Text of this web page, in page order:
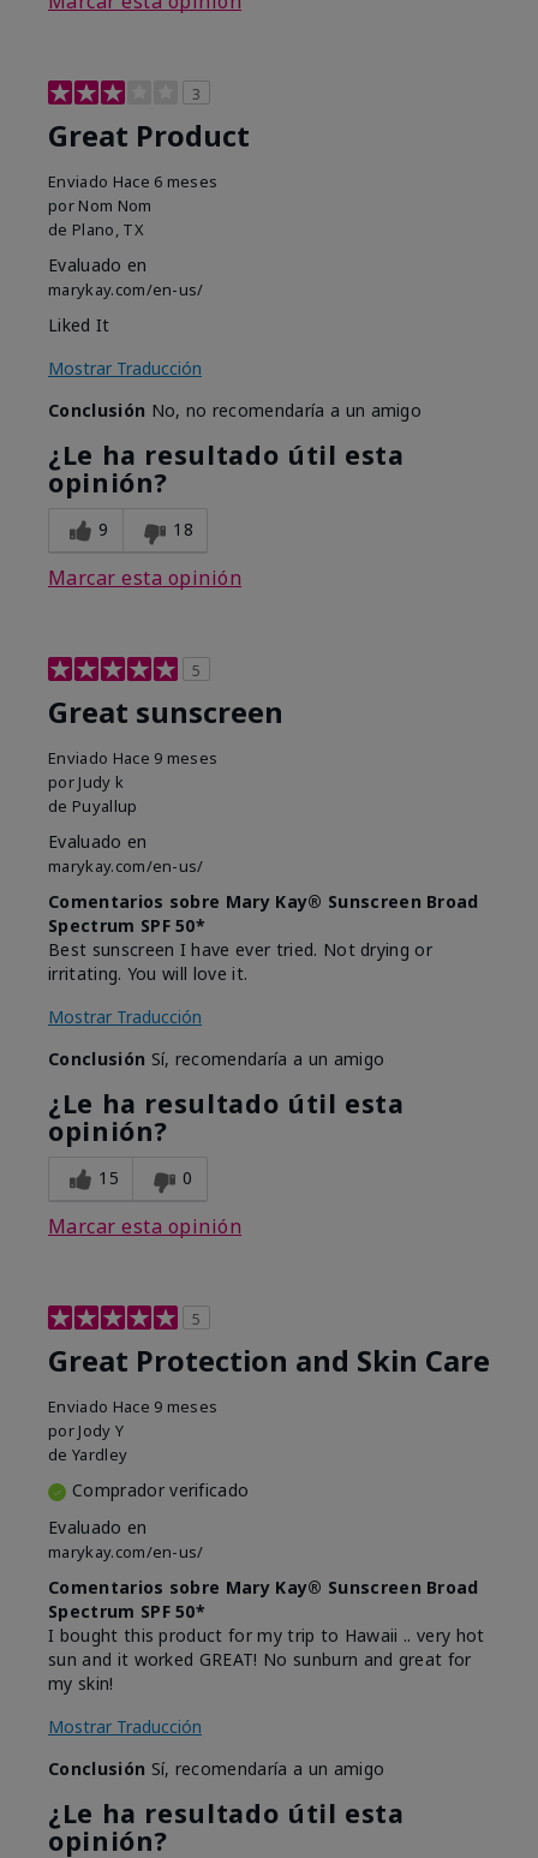
3
Great Product
Enviado Hace 6 meses
por Nom Nom
de Plano, TX
Evaluado en
marykay.com/en-us/
Liked It
Mostrar Traducción
Conclusión No, no recomendaría a un amigo
¿Le ha resultado útil esta
opinión?
9 18
Marcar esta opinión
5
Great sunscreen
Enviado Hace 9 meses
por Judy k
de Puyallup
Evaluado en
marykay.com/en-us/
Comentarios sobre Mary Kay® Sunscreen Broad
Spectrum SPF 50*
Best sunscreen I have ever tried. Not drying or
irritating. You will love it.
Mostrar Traducción
Conclusión Sí, recomendaría a un amigo
¿Le ha resultado útil esta
opinión?
15 0
Marcar esta opinión
5
Great Protection and Skin Care
Enviado Hace 9 meses
por Jody Y
de Yardley
Comprador verificado
Evaluado en
marykay.com/en-us/
Comentarios sobre Mary Kay® Sunscreen Broad
Spectrum SPF 50*
I bought this product for my trip to Hawaii .. very hot
sun and it worked GREAT! No sunburn and great for
my skin!
Mostrar Traducción
Conclusión Sí, recomendaría a un amigo
¿Le ha resultado útil esta
opinión?